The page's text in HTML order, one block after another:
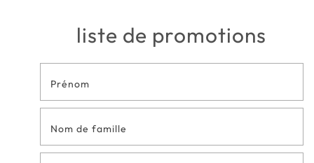
liste de promotions
Formulaire
de contact
en bas de
page